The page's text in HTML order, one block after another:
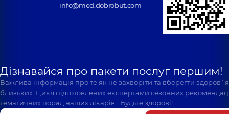
info@med.dobrobut.com
Дізнавайся про пакети послуг першим!
Важлива інформація про те як не захворіти та вберегти
близьких. Цикл підготовлених експертами сезонних
тематичних порад наших лікарів… Будьте здорові!